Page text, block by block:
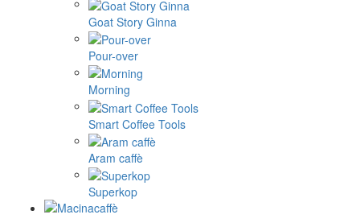
Goat Story Ginna
Pour-over
Morning
Smart Coffee Tools
Aram caffè
Superkop